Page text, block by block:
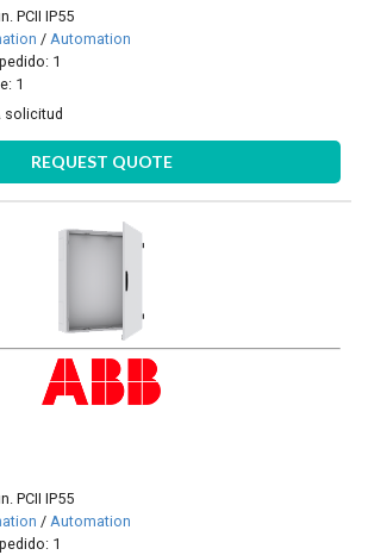
PCII IP55
/ Automation
1
1
solicitud
REQUEST QUOTE
PCII IP55
/Automation
1